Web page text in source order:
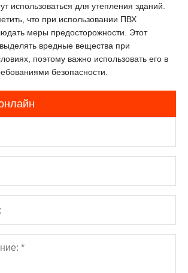
использоваться для утепления зданий.
что при использовании ПВХ
меры предосторожности. Этот
вредные вещества при
поэтому важно использовать его в
безопасности.